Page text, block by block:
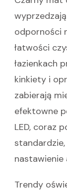
odporności
łatwości
łazienkach
kinkiety i
zabierają
efektowne
LED, coraz
nastawienie
Trendy